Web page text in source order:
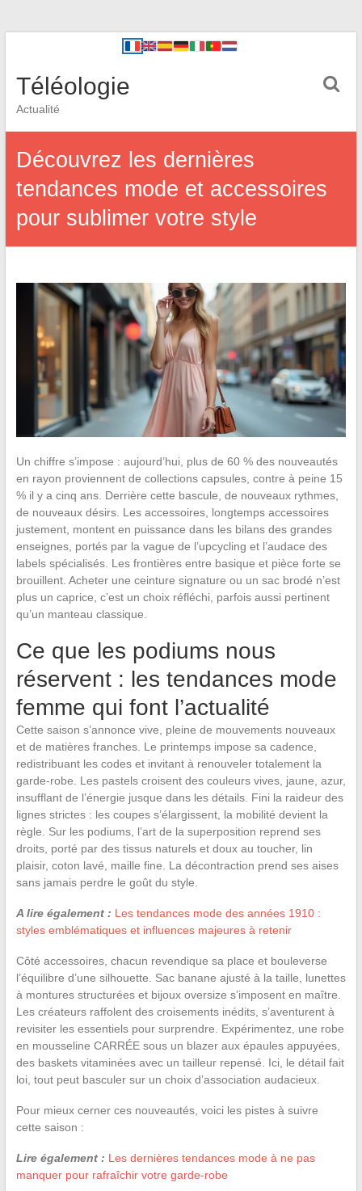
Téléologie
Actualité
Découvrez les dernières
tendances mode et accessoires
pour sublimer votre style
Un chiffre s’impose : aujourd’hui, plus de 60 % des nouveautés
en rayon proviennent de collections capsules, contre à peine 15
% il y a cinq ans. Derrière cette bascule, de nouveaux rythmes,
de nouveaux désirs. Les accessoires, longtemps accessoires
justement, montent en puissance dans les bilans des grandes
enseignes, portés par la vague de l’upcycling et l’audace des
labels spécialisés. Les frontières entre basique et pièce forte se
brouillent. Acheter une ceinture signature ou un sac brodé n’est
plus un caprice, c’est un choix réfléchi, parfois aussi pertinent
qu’un manteau classique.
Ce que les podiums nous
réservent : les tendances mode
femme qui font l’actualité
Cette saison s’annonce vive, pleine de mouvements nouveaux
et de matières franches. Le printemps impose sa cadence,
redistribuant les codes et invitant à renouveler totalement la
garde-robe. Les pastels croisent des couleurs vives, jaune, azur,
insufflant de l’énergie jusque dans les détails. Fini la raideur des
lignes strictes : les coupes s’élargissent, la mobilité devient la
règle. Sur les podiums, l’art de la superposition reprend ses
droits, porté par des tissus naturels et doux au toucher, lin
plaisir, coton lavé, maille fine. La décontraction prend ses aises
sans jamais perdre le goût du style.
A lire également : Les tendances mode des années 1910 :
styles emblématiques et influences majeures à retenir
Côté accessoires, chacun revendique sa place et bouleverse
l’équilibre d’une silhouette. Sac banane ajusté à la taille, lunettes
à montures structurées et bijoux oversize s’imposent en maître.
Les créateurs raffolent des croisements inédits, s’aventurent à
revisiter les essentiels pour surprendre. Expérimentez, une robe
en mousseline CARRÉE sous un blazer aux épaules appuyées,
des baskets vitaminées avec un tailleur repensé. Ici, le détail fait
loi, tout peut basculer sur un choix d’association audacieux.
Pour mieux cerner ces nouveautés, voici les pistes à suivre
cette saison :
Lire également : Les dernières tendances mode à ne pas
manquer pour rafraîchir votre garde-robe